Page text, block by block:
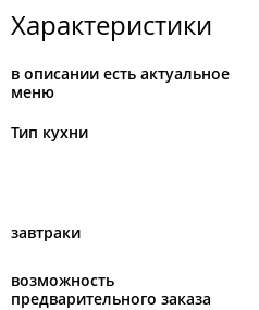
Характеристики
в описании есть актуальное
меню
Тип кухни
завтраки
возможность
предварительного заказа